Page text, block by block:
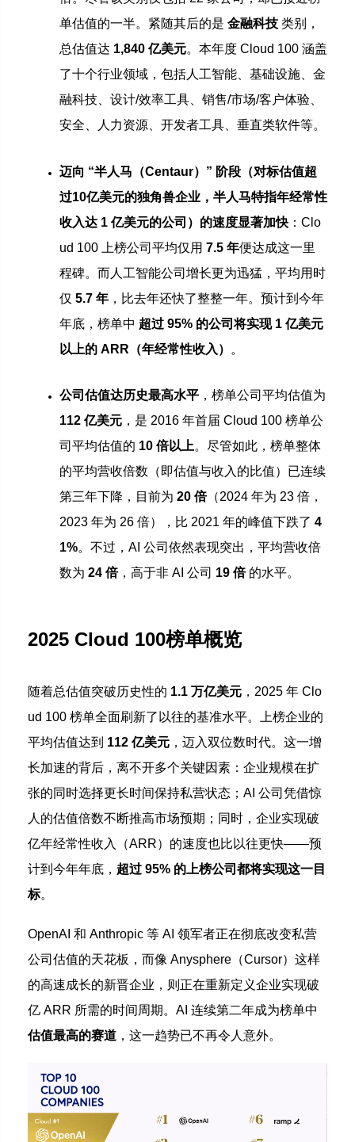
单估值的一半。紧随其后的是 金融科技 类别，
总估值达 1,840 亿美元。本年度 Cloud 100 涵盖
了十个行业领域，包括人工智能、基础设施、金
融科技、设计/效率工具、销售/市场/客户体验、
安全、人力资源、开发者工具、垂直类软件等。
迈向 “半人马（Centaur）” 阶段（对标估值超
过10亿美元的独角兽企业，半人马特指年经常性
收入达 1 亿美元的公司）的速度显著加快 ：Clo
ud 100 上榜公司平均仅用 7.5 年便达成这一里
程碑。而人工智能公司增长更为迅猛，平均用时
仅 5.7 年 ，比去年还快了整整一年。预计到今年
年底，榜单中 超过 95% 的公司将实现 1 亿美元
以上的 ARR（年经常性收入）
。
公司估值达历史最高水平 ，榜单公司平均估值为
112 亿美元 ，是 2016 年首届 Cloud 100 榜单公
司平均估值的 10 倍以上。尽管如此，榜单整体
的平均营收倍数（即估值与收入的比值）已连续
第三年下降，目前为 20 倍（2024 年为 23 倍，
2023 年为 26 倍），比 2021 年的峰值下跌了 4
1%。不过，AI 公司依然表现突出，平均营收倍
数为 24 倍，高于非 AI 公司 19 倍的水平。
2025 Cloud 100榜单概览
随着总估值突破历史性的 1.1 万亿美元 ，2025 年 Clo
ud 100 榜单全面刷新了以往的基准水平。上榜企业的
平均估值达到 112 亿美元 ，迈入双位数时代。这一增
长加速的背后，离不开多个关键因素：企业规模在扩
张的同时选择更长时间保持私营状态；AI 公司凭借惊
人的估值倍数不断推高市场预期；同时，企业实现破
亿年经常性收入（ARR）的速度也比以往更快——预
计到今年年底， 超过 95% 的上榜公司都将实现这一目
标。
OpenAI 和 Anthropic 等 AI 领军者正在彻底改变私营
公司估值的天花板，而像 Anysphere（Cursor）这样
的高速成长的新晋企业，则正在重新定义企业实现破
亿 ARR 所需的时间周期。AI 连续第二年成为榜单中
估值最高的赛道 ，这一趋势已不再令人意外。